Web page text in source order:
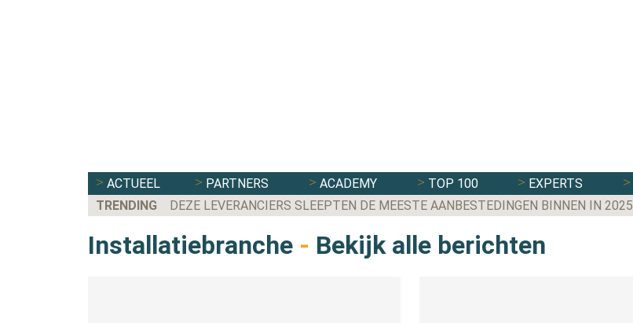
ACTUEEL PARTNERS ACADEMY TOP 100 EXPERTS
TRENDING
DEZE LEVERANCIERS SLEEPTEN DE MEESTE AANBESTEDINGEN BINNEN IN 2025
Installatiebranche - Bekijk alle berichten